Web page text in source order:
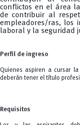
conflictos en el área
de contribuir al
empleadores/ras, los
laboral y la seguridad
Perfil de ingreso
Quienes aspiren a cursar
deberán tener el título
Requisitos